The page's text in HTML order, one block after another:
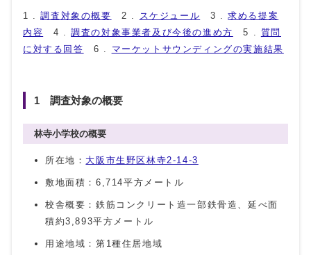
1 .調査対象の概要 2 . スケジュール 3 .求める提案
内容 4 .調査の対象事業者及び今後の進め方 5 . 質問
に対する回答
6 . マーケットサウンディングの実施結果
1 調査対象の概要
林寺小学校の概要
所在地： 大阪市生野区林寺2-14-3
敷地面積：6,714平方メートル
校舎概要：鉄筋コンクリート造一部鉄骨造、延べ面
積約3,893平方メートル
用途地域：第1種住居地域